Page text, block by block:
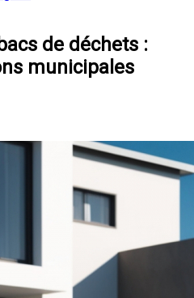
de déchets :
municipales